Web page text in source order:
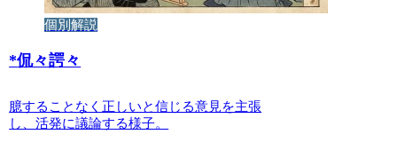
個別解説
*侃々諤々
臆することなく正しいと信じる意見を主張
し、活発に議論する様子。